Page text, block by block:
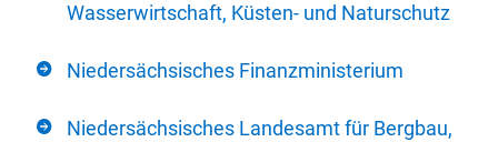
Wasserwirtschaft, Küsten- und Naturschutz
Niedersächsisches Finanzministerium
Niedersächsisches Landesamt für Bergbau,